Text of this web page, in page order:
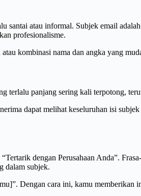
santai atau informal. Subjek email
profesionalisme.
kombinasi nama dan angka yang
terlalu panjang sering kali terpotong,
dapat melihat keseluruhan isi
dengan Perusahaan Anda”.
dalam subjek.
Dengan cara ini, kamu memberikan